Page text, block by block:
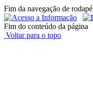
Fim da navegação de rodapé
Fim do conteúdo da página
Voltar para o topo